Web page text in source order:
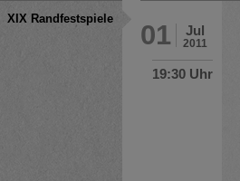
Jul
2011
01
19:30 Uhr
XIX Randfestspiele